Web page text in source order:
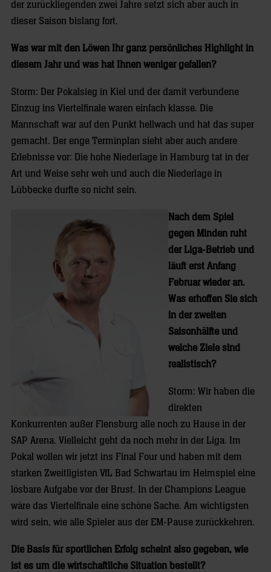
der zurückliegenden zwei Jahre setzt sich aber auch in
dieser Saison bislang fort.
Was war mit den Löwen Ihr ganz persönliches Highlight in
diesem Jahr und was hat Ihnen weniger gefallen?
Storm: Der Pokalsieg in Kiel und der damit verbundene
Einzug ins Viertelfinale waren einfach klasse. Die
Mannschaft war auf den Punkt hellwach und hat das super
gemacht. Der enge Terminplan sieht aber auch andere
Erlebnisse vor: Die hohe Niederlage in Hamburg tat in der
Art und Weise sehr weh und auch die Niederlage in
Lübbecke durfte so nicht sein.
Nach dem Spiel
gegen Minden ruht
der Liga-Betrieb und
läuft erst Anfang
Februar wieder an.
Was erhoffen Sie sich
in der zweiten
Saisonhälfte und
welche Ziele sind
realistisch?
Storm: Wir haben die
direkten
Konkurrenten außer Flensburg alle noch zu Hause in der
SAP Arena. Vielleicht geht da noch mehr in der Liga. Im
Pokal wollen wir jetzt ins Final Four und haben mit dem
starken Zweitligisten VfL Bad Schwartau im Heimspiel eine
lösbare Aufgabe vor der Brust. In der Champions League
wäre das Viertelfinale eine schöne Sache. Am wichtigsten
wird sein, wie alle Spieler aus der EM-Pause zurückkehren.
Die Basis für sportlichen Erfolg scheint also gegeben, wie
ist es um die wirtschaftliche Situation bestellt?